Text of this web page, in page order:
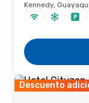
Kennedy,
Descuento